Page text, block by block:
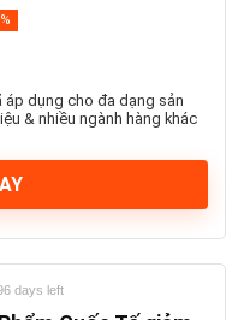
áp dụng cho đa dạng sản
& nhiều ngành hàng khác
days left